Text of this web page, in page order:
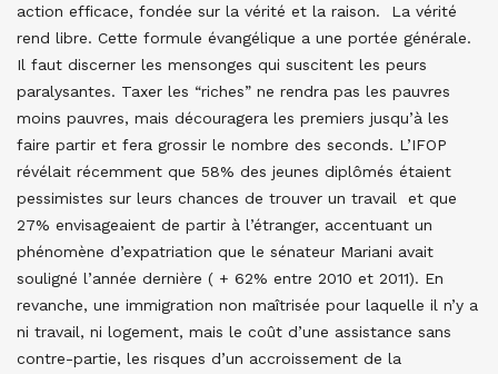
action efficace, fondée sur la vérité et la raison. La vérité
rend libre. Cette formule évangélique a une portée générale.
Il faut discerner les mensonges qui suscitent les peurs
paralysantes. Taxer les “riches” ne rendra pas les pauvres
moins pauvres, mais découragera les premiers jusqu’à les
faire partir et fera grossir le nombre des seconds. L’IFOP
révélait récemment que 58% des jeunes diplômés étaient
pessimistes sur leurs chances de trouver un travail et que
27% envisageaient de partir à l’étranger, accentuant un
phénomène d’expatriation que le sénateur Mariani avait
souligné l’année dernière ( + 62% entre 2010 et 2011). En
revanche, une immigration non maîtrisée pour laquelle il n’y a
ni travail, ni logement, mais le coût d’une assistance sans
contre-partie, les risques d’un accroissement de la